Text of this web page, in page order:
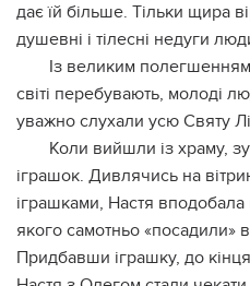
дає їй більше. Тільки щира
душевні і тілесні недуги
Із великим
світі перебувають, молоді
уважно слухали усю Святу
Коли вийшли із храму,
іграшок. Дивлячись на
іграшками, Настя
якого самотньо «посадили» в
Придбавши іграшку, до